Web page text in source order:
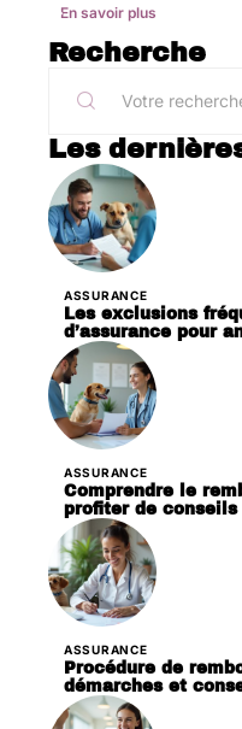
En savoir plus
Recherche
Les
ASSURANCE
Les exclusions
d’assurance pour
ASSURANCE
Comprendre le
profiter de conseils
ASSURANCE
Procédure de
démarches et